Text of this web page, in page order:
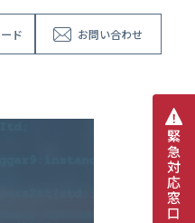
ド お問い合わせ
緊
急
対
応
窓
口